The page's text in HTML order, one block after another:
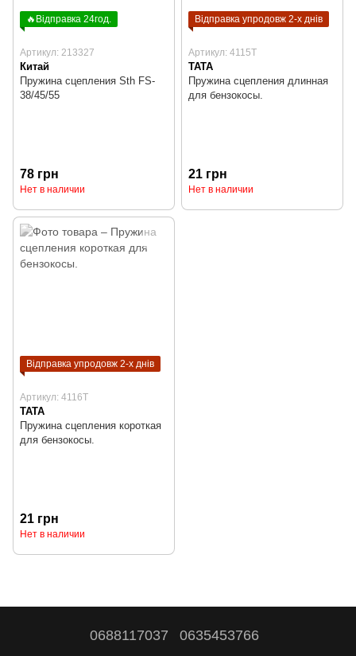
🔥Відправка 24год.
Артикул: 213327
Китай
Пружина сцепления Sth FS-
38/45/55
78 грн
Нет в наличии
Відправка упродовж 2-х днів
Артикул: 4115T
TATA
Пружина сцепления длинная
для бензокосы.
21 грн
Нет в наличии
Відправка упродовж 2-х днів
Артикул: 4116T
TATA
Пружина сцепления короткая
для бензокосы.
21 грн
Нет в наличии
0688117037 0635453766